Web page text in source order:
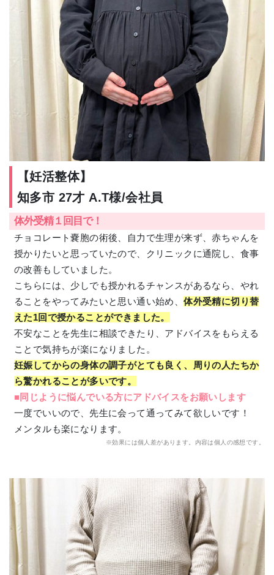
【妊活整体】
知多市 27才 A.T様/会社員
体外受精１回目で！
チョコレート嚢胞の術後、自力で生理が来ず、赤ちゃんを
授かりたいと思っていたので、クリニックに通院し、食事
の改善もしていました。
こちらには、少しでも授かれるチャンスがあるなら、やれ
ることをやってみたいと思い通い始め、体外受精に切り替
えた1回で授かることができました。
不安なことを先生に相談できたり、アドバイスをもらえる
ことで気持ちが楽になりました。
妊娠してからの身体の調子がとても良く、周りの人たちか
ら驚かれることが多いです。
■同じように悩んでいる方にアドバイスをお願いします
一度でいいので、先生に会って通ってみて欲しいです！
メンタルも楽になります。
※効果には個人差があります。内容は個人の感想です。